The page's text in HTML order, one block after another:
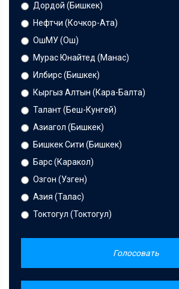
Дордой (Бишкек)
Нефтчи (Кочкор-Ата)
ОшМУ (Ош)
Мурас Юнайтед (Манас)
Илбирс (Бишкек)
Кыргыз Алтын (Кара-Балта)
Талант (Беш-Кунгей)
Азиагол (Бишкек)
Бишкек Сити (Бишкек)
Барс (Каракол)
Озгон (Узген)
Азия (Талас)
Токтогул (Токтогул)
Голосовать